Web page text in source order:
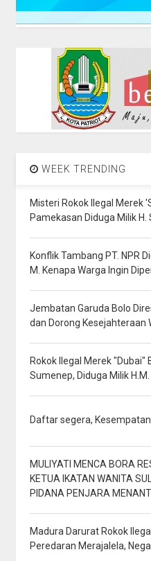
WEEK TRENDING
Misteri Rokok Ilegal Merek
Pamekasan Diduga Milik H.
Konflik Tambang PT. NPR
M. Kenapa Warga Ingin
Jembatan Garuda Bolo
dan Dorong Kesejahteraan
Rokok Ilegal Merek "Dubai"
Sumenep, Diduga Milik H.M.
Daftar segera,
MULIYATI MENCA BORA
KETUA IKATAN WANITA
PIDANA PENJARA MENANTI.
Madura Darurat Rokok
Peredaran Merajalela,